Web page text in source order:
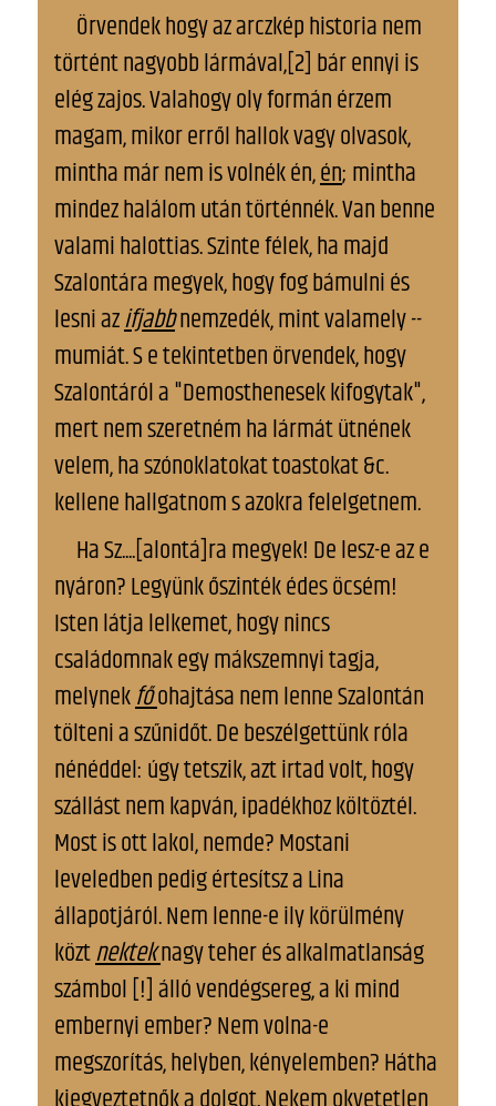
Örvendek hogy az arczkép historia nem
történt nagyobb lármával,[2] bár ennyi is
elég zajos. Valahogy oly formán érzem
magam, mikor erről hallok vagy olvasok,
mintha már nem is volnék én,én; mintha
mindez halálom után történnék. Van benne
valami halottias. Szinte félek, ha majd
Szalontára megyek, hogy fog bámulni és
lesni azifjabbnemzedék, mint valamely --
mumiát. S e tekintetben örvendek, hogy
Szalontáról a "Demosthenesek kifogytak",
mert nem szeretném ha lármát ütnének
velem, ha szónoklatokat toastokat &c.
kellene hallgatnom s azokra felelgetnem.
Ha Sz....[alontá]ra megyek! De lesz-e az e
nyáron? Legyünk őszinték édes öcsém!
Isten látja lelkemet, hogy nincs
családomnak egy mákszemnyi tagja,
melynekfőohajtása nem lenne Szalontán
tölteni a szűnidőt. De beszélgettünk róla
nénéddel: úgy tetszik, azt irtad volt, hogy
szállást nem kapván, ipadékhoz költöztél.
Most is ott lakol, nemde? Mostani
leveledben pedig értesítsz a Lina
állapotjáról. Nem lenne-e ily körülmény
köztnekteknagy teher és alkalmatlanság
számbol [!] álló vendégsereg, a ki mind
embernyi ember? Nem volna-e
megszorítás, helyben, kényelemben? Hátha